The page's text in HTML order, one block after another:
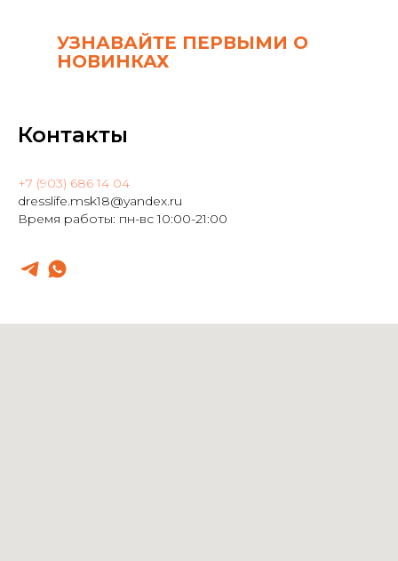
УЗНАВАЙТЕ ПЕРВЫМИ О
НОВИНКАХ
Контакты
+7 (903) 686 14 04
dresslife.msk18@yandex.ru
Время работы: пн-вс 10:00-21:00